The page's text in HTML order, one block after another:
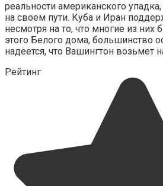
реальности американского
на своем пути. Куба и Иран
несмотря на то, что многие из них
этого Белого дома, большинство
надеется, что Вашингтон возьмет
Рейтинг